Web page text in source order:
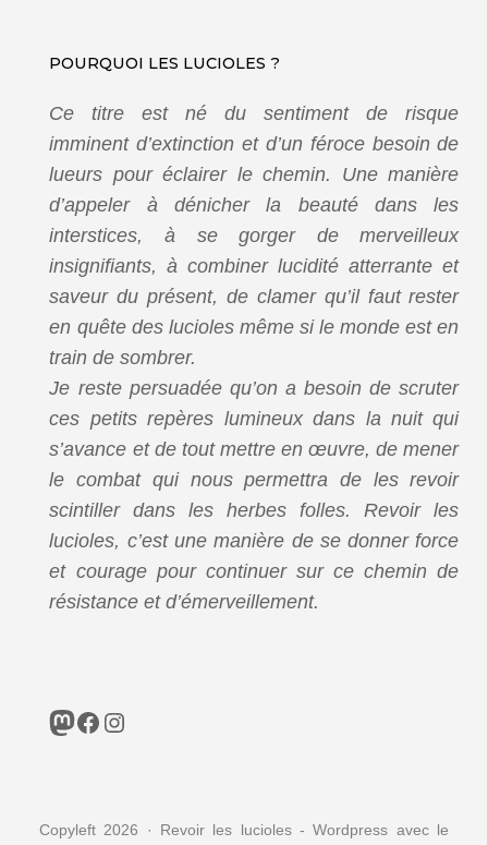
POURQUOI LES LUCIOLES ?
Ce titre est né du sentiment de risque
imminent d’extinction et d’un féroce besoin de
lueurs pour éclairer le chemin. Une manière
d’appeler à dénicher la beauté dans les
interstices, à se gorger de merveilleux
insignifiants, à combiner lucidité atterrante et
saveur du présent, de clamer qu’il faut rester
en quête des lucioles même si le monde est en
train de sombrer.
Je reste persuadée qu’on a besoin de scruter
ces petits repères lumineux dans la nuit qui
s’avance et de tout mettre en œuvre, de mener
le combat qui nous permettra de les revoir
scintiller dans les herbes folles. Revoir les
lucioles, c’est une manière de se donner force
et courage pour continuer sur ce chemin de
résistance et d’émerveillement.
Mastodon
Facebook
Instagram
Copyleft 2026 · Revoir les lucioles - Wordpress avec le